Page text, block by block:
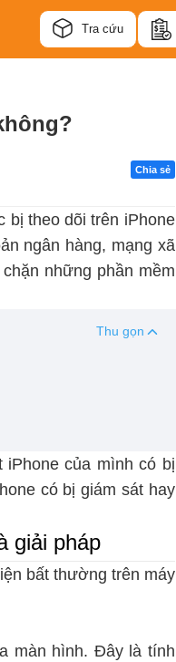
Tra cứu
Chia sẻ
bị theo dõi trên iPhone
ngân hàng, mạng xã
những phần mềm
Thu gọn
iPhone của mình có bị
có bị giám sát hay
giải pháp
bất thường trên máy
màn hình. Đây là tính